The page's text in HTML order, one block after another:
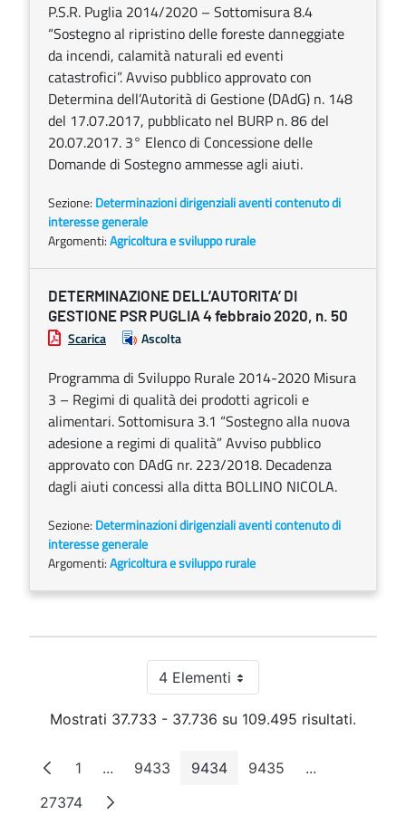
P.S.R. Puglia 2014/2020 – Sottomisura 8.4
“Sostegno al ripristino delle foreste danneggiate
da incendi, calamità naturali ed eventi
catastrofici”. Avviso pubblico approvato con
Determina dell’Autorità di Gestione (DAdG) n. 148
del 17.07.2017, pubblicato nel BURP n. 86 del
20.07.2017. 3° Elenco di Concessione delle
Domande di Sostegno ammesse agli aiuti.
Sezione: Determinazioni dirigenziali aventi contenuto di
interesse generale
Argomenti:Agricoltura e sviluppo rurale
DETERMINAZIONE DELL’AUTORITA’ DI
GESTIONE PSR PUGLIA 4 febbraio 2020, n. 50
Scarica Ascolta
Programma di Sviluppo Rurale 2014-2020 Misura
3 – Regimi di qualità dei prodotti agricoli e
alimentari. Sottomisura 3.1 “Sostegno alla nuova
adesione a regimi di qualità” Avviso pubblico
approvato con DAdG nr. 223/2018. Decadenza
dagli aiuti concessi alla ditta BOLLINO NICOLA.
Sezione: Determinazioni dirigenziali aventi contenuto di
interesse generale
Argomenti:Agricoltura e sviluppo rurale
4 ElementiPer pagina
Mostrati 37.733 - 37.736 su 109.495 risultati.
Pagina
1 ...Pagine intermedie
Pagina
9433 Pagina
9434 Pagina
9435 ...Pagine
Pagina
27374